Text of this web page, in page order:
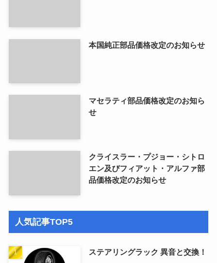
本国純正部品価格改定のお知らせ
マセラティ部品価格改定のお知ら
せ
クライスラー・プジョー・シトロ
エン及びフィアット・アルファ部
品価格改定のお知らせ
人気記事TOP5
ステアリングラック 異音と交換！